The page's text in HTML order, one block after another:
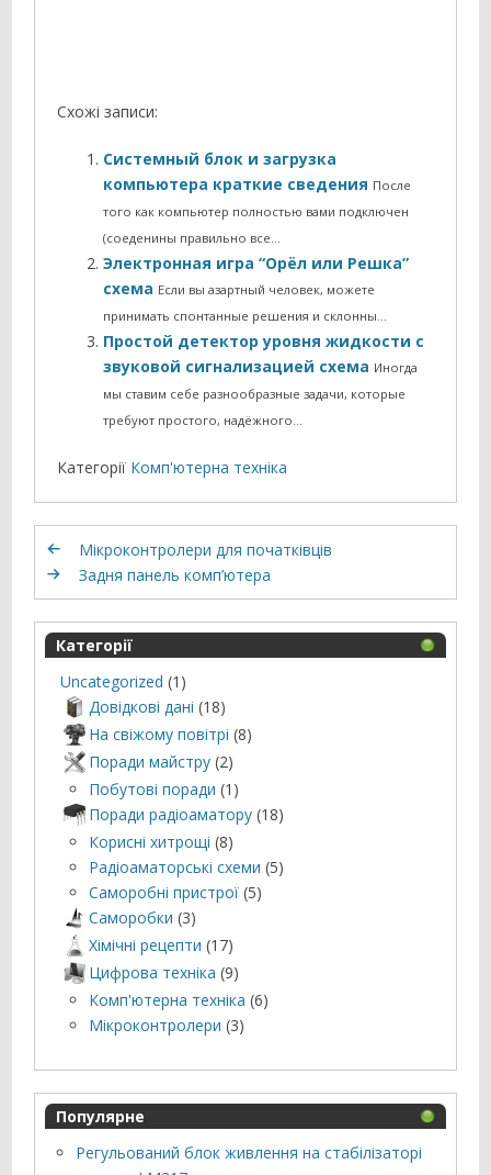
Схожі записи:
Системный блок и загрузка
компьютера краткие сведения После
того как компьютер полностью вами подключен
(соеденины правильно все…
Электронная игра “Орёл или Решка”
схема Если вы азартный человек, можете
принимать спонтанные решения и склонны…
Простой детектор уровня жидкости с
звуковой сигнализацией схема Иногда
мы ставим себе разнообразные задачи, которые
требуют простого, надёжного…
Категорії Комп'ютерна техніка
Мікроконтролери для початківців
Задня панель комп’ютера
Категорії
Uncategorized (1)
Довідкові дані (18)
На свіжому повітрі (8)
Поради майстру (2)
Побутові поради (1)
Поради радіоаматору (18)
Корисні хитрощі (8)
Радіоаматорські схеми (5)
Саморобні пристрої (5)
Саморобки (3)
Хімічні рецепти (17)
Цифрова техніка (9)
Комп'ютерна техніка (6)
Мікроконтролери (3)
Популярне
Регульований блок живлення на стабілізаторі